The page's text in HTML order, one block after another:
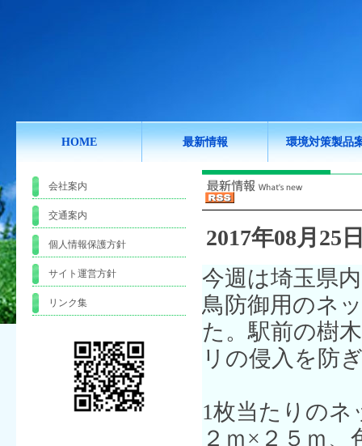
HOME 最新情報 環境対策製品
会社案内
交通案内
個人情報保護方針
サイト運営方針
リンク集
2017年08月25
今週は埼玉県
鳥防御用のネ
た。駅前の樹
リの侵入を防
1枚当たりの
２ｍ×２５ｍ